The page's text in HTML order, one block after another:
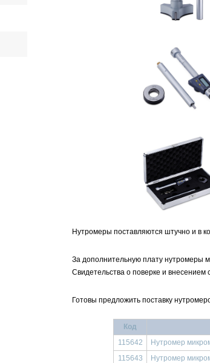
Нутромеры поставляются штучно и в
За дополнительную плату нутромеры
Свидетельства о поверке и
Готовы предложить поставку
Код
115642
Нутромер
115643
Нутромер